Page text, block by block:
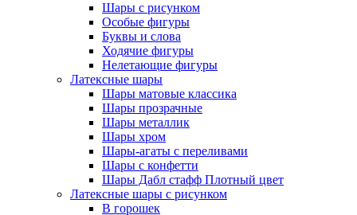
Шары с рисунком
Особые фигуры
Буквы и слова
Ходячие фигуры
Нелетающие фигуры
Латексные шары
Шары матовые классика
Шары прозрачные
Шары металлик
Шары хром
Шары-агаты с переливами
Шары с конфетти
Шары Дабл стафф Плотный цвет
Латексные шары с рисунком
В горошек